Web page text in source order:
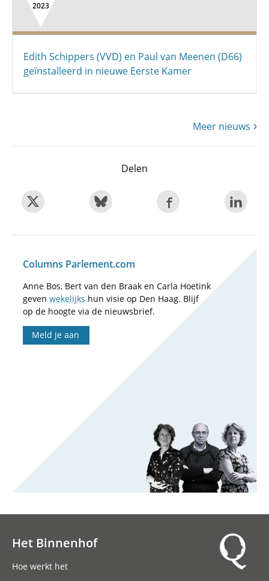
2023
Edith Schippers (VVD) en Paul van Meenen (D66)
geïnstalleerd in nieuwe Eerste Kamer
Meer nieuws
Delen
Columns Parlement.com
Anne Bos, Bert van den Braak en Carla Hoetink
geven wekelijks hun visie op Den Haag. Blijf
op de hoogte via de nieuwsbrief.
Meld je aan
Het Binnenhof
Hoe werkt het